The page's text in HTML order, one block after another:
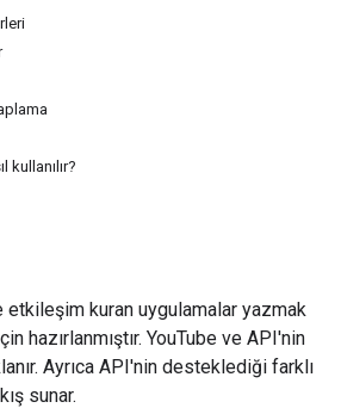
kullanılır?
etkileşim kuran uygulamalar yazmak
hazırlanmıştır. YouTube ve API'nin
Ayrıca API'nin desteklediği farklı
sunar.